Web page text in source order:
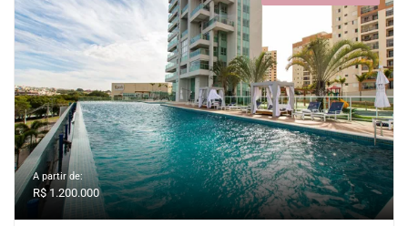
A partir de:
R$ 1.200.000